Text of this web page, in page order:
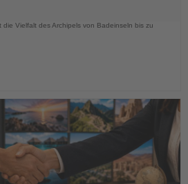
die Vielfalt des Archipels von Badeinseln bis zu